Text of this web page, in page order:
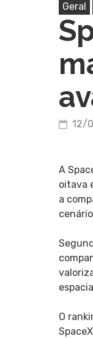
Geral
12/
A
oitava
a
O